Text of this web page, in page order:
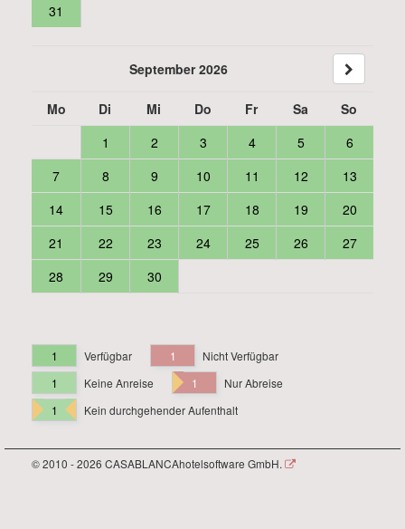
31
September 2026
Mo Di Mi Do Fr Sa
So
1
2 3 4 5
6
7
8 9 10 11 12
13
14
15 16 17 18 19
20
21
22 23 24 25 26
27
28
29 30
1 Verfügbar 1
Nicht Verfügbar
1
Keine Anreise 1
Nur Abreise
1
Kein durchgehender Aufenthalt
© 2010 - 2026 CASABLANCAhotelsoftware GmbH.